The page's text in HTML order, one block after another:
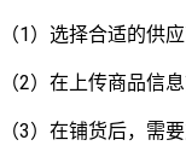
（1）选择合适的供
（2）在上传商品信
（3）在铺货后，需